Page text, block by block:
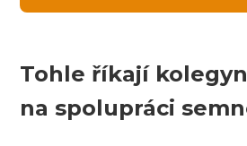
Tohle říkají
na spolupráci